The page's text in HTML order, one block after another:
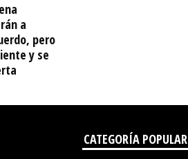
a
pero
y se
CATEGORÍA POPULAR